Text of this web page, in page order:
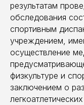
результатам
обследования
спортивным
учреждением,
осуществление
физкультуре и
заключением о